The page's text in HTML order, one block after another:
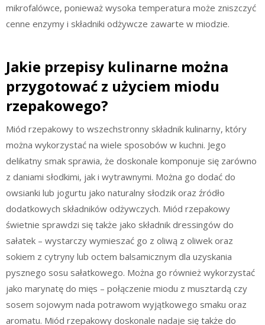
mikrofalówce, ponieważ wysoka temperatura może zniszczyć
cenne enzymy i składniki odżywcze zawarte w miodzie.
Jakie przepisy kulinarne można
przygotować z użyciem miodu
rzepakowego?
Miód rzepakowy to wszechstronny składnik kulinarny, który
można wykorzystać na wiele sposobów w kuchni. Jego
delikatny smak sprawia, że doskonale komponuje się zarówno
z daniami słodkimi, jak i wytrawnymi. Można go dodać do
owsianki lub jogurtu jako naturalny słodzik oraz źródło
dodatkowych składników odżywczych. Miód rzepakowy
świetnie sprawdzi się także jako składnik dressingów do
sałatek – wystarczy wymieszać go z oliwą z oliwek oraz
sokiem z cytryny lub octem balsamicznym dla uzyskania
pysznego sosu sałatkowego. Można go również wykorzystać
jako marynatę do mięs – połączenie miodu z musztardą czy
sosem sojowym nada potrawom wyjątkowego smaku oraz
aromatu. Miód rzepakowy doskonale nadaje się także do